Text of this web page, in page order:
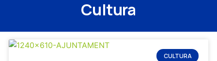
Cultura
CULTURA